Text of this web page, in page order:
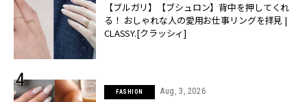
【ブルガリ】【ブシュロン】背中を押してくれ
る！ おしゃれな人の愛用お仕事リングを拝見 |
CLASSY.[クラッシィ]
FASHION Aug, 3, 2026